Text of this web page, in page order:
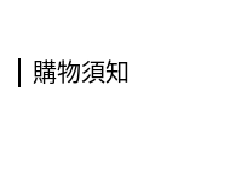
購物須知